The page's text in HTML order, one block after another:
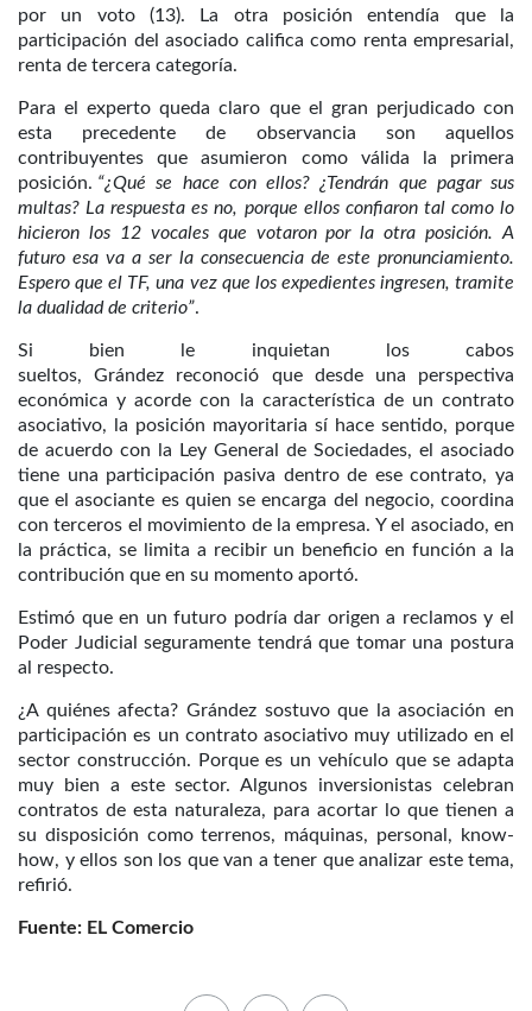
por un voto (13). La otra posición entendía que la
participación del asociado califica como renta empresarial,
renta de tercera categoría.
Para el experto queda claro que el gran perjudicado con
esta precedente de observancia son aquellos
contribuyentes que asumieron como válida la primera
posición. “¿Qué se hace con ellos? ¿Tendrán que pagar sus
multas? La respuesta es no, porque ellos confiaron tal como lo
hicieron los 12 vocales que votaron por la otra posición. A
futuro esa va a ser la consecuencia de este pronunciamiento.
Espero que el TF, una vez que los expedientes ingresen, tramite
la dualidad de criterio”.
Si bien le inquietan los cabos
sueltos, Grández reconoció que desde una perspectiva
económica y acorde con la característica de un contrato
asociativo, la posición mayoritaria sí hace sentido, porque
de acuerdo con la Ley General de Sociedades, el asociado
tiene una participación pasiva dentro de ese contrato, ya
que el asociante es quien se encarga del negocio, coordina
con terceros el movimiento de la empresa. Y el asociado, en
la práctica, se limita a recibir un beneficio en función a la
contribución que en su momento aportó.
Estimó que en un futuro podría dar origen a reclamos y el
Poder Judicial seguramente tendrá que tomar una postura
al respecto.
¿A quiénes afecta? Grández sostuvo que la asociación en
participación es un contrato asociativo muy utilizado en el
sector construcción. Porque es un vehículo que se adapta
muy bien a este sector. Algunos inversionistas celebran
contratos de esta naturaleza, para acortar lo que tienen a
su disposición como terrenos, máquinas, personal, know-
how, y ellos son los que van a tener que analizar este tema,
refirió.
Fuente: EL Comercio